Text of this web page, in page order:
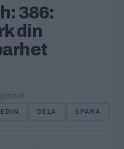
386:
din
jobbet
DELA SPARA